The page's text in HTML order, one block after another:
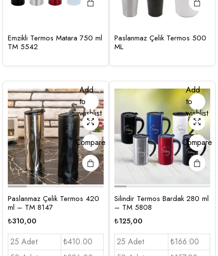
Emzikli Termos Matara 750 ml
TM 5542
Paslanmaz Çelik Termos 500
ML
Add
to
wishlist
Compare
Paslanmaz Çelik Termos 420
ml – TM 8147
₺310,00
25 Adet
₺410.00
Add
to
wishlist
Compare
Silindir Termos Bardak 280 ml
– TM 5808
₺125,00
25 Adet
₺166.00